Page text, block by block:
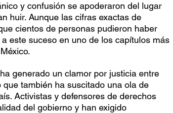
y confusión se apoderaron del lugar
huir. Aunque las cifras exactas de
cientos de personas pudieron haber
este suceso en uno de los capítulos más
generado un clamor por justicia entre
también ha suscitado una ola de
Activistas y defensores de derechos
del gobierno y han exigido